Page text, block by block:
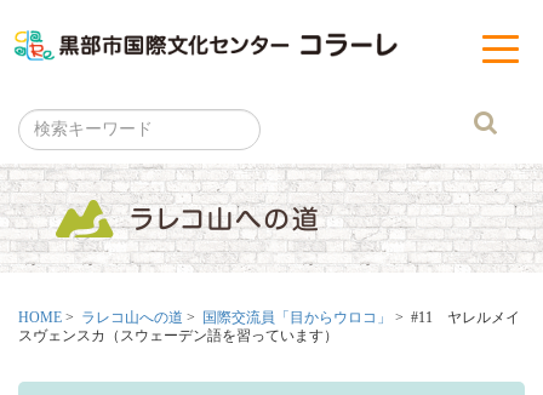
黒部
t
o
v
i
g
a
t
i
o
HOME > ラレコ山への道 > 国際交流員「目からウロコ」
> #11 ヤレルメイ
スヴェンスカ（スウェーデン語を習っています）